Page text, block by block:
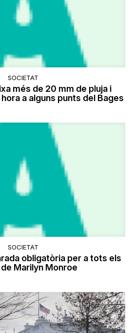
SOCIETAT
més de 20 mm de pluja i
a alguns punts del Bages
SOCIETAT
obligatòria per a tots els
Marilyn Monroe